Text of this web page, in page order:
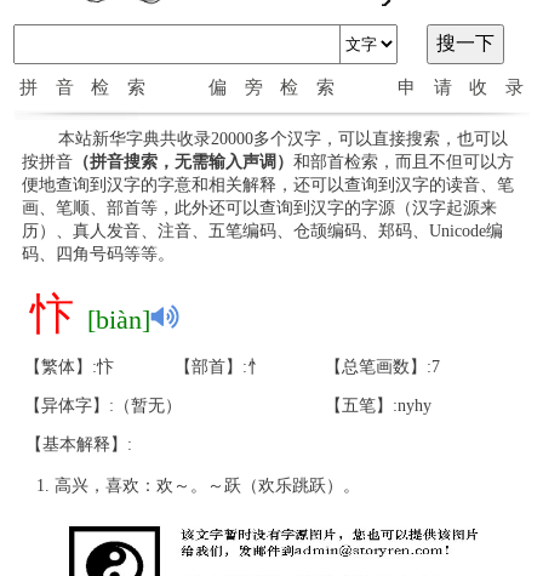
拼音检索 偏旁检索 申请收录
本站新华字典共收录20000多个汉字，可以直接搜索，也可以
按拼音（拼音搜索，无需输入声调） 和部首检索，而且不但可以方
便地查询到汉字的字意和相关解释，还可以查询到汉字的读音、笔
画、笔顺、部首等，此外还可以查询到汉字的字源（汉字起源来
历）、真人发音、注音、五笔编码、仓颉编码、郑码、Unicode编
码、四角号码等等。
忭 [biàn]
【繁体】:忭 【部首】:忄 【总笔画数】:7
【异体字】:（暂无） 【五笔】:nyhy
【基本解释】:
高兴，喜欢：欢～。～跃（欢乐跳跃）。